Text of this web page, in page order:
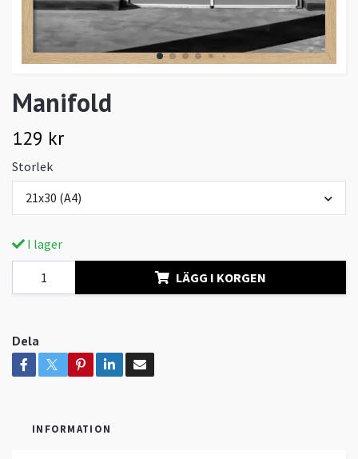
Manifold
129 kr
Storlek
21x30 (A4)
I lager
LÄGG I KORGEN
Dela
INFORMATION